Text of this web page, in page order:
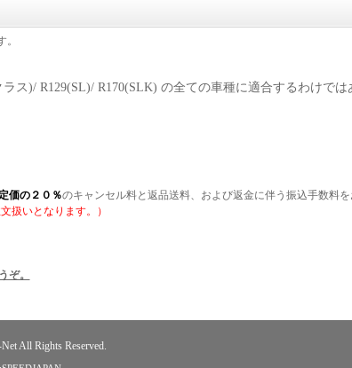
ス)/ R129(SL)/ R170(SLK) の全ての車種に適合するわけでは
価の２０％のキャンセル料と返品送料、および返金に伴う振込手数料
扱いとなります。）
ぞ。
All Rights Reserved.